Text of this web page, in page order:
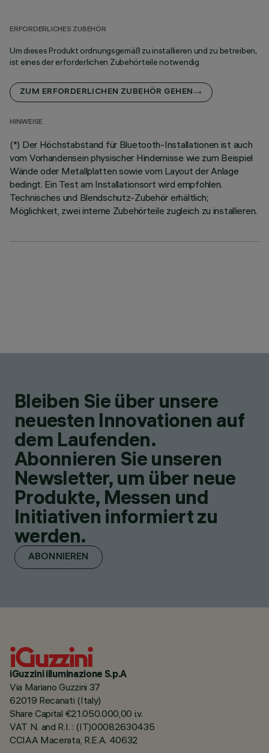
ERFORDERLICHES ZUBEHÖR
Um dieses Produkt ordnungsgemäß zu installieren und zu betreiben,
ist eines der erforderlichen Zubehörteile notwendig
ZUM ERFORDERLICHEN ZUBEHÖR GEHEN
HINWEISE
(*) Der Höchstabstand für Bluetooth-Installationen ist auch
vom Vorhandensein physischer Hindernisse wie zum Beispiel
Wände oder Metallplatten sowie vom Layout der Anlage
bedingt. Ein Test am Installationsort wird empfohlen.
Technisches und Blendschutz-Zubehör erhältlich;
Möglichkeit, zwei interne Zubehörteile zugleich zu installieren.
Bleiben Sie über unsere
neuesten Innovationen auf
dem Laufenden.
Abonnieren Sie unseren
Newsletter, um über neue
Produkte, Messen und
Initiativen informiert zu
werden.
ABONNIEREN
iGuzzini illuminazione S.p.A
Via Mariano Guzzini 37
62019 Recanati (Italy)
Share Capital €21.050.000,00 i.v.
VAT N. and R.I. : (IT)00082630435
CCIAA Macerata, R.E.A. 40632